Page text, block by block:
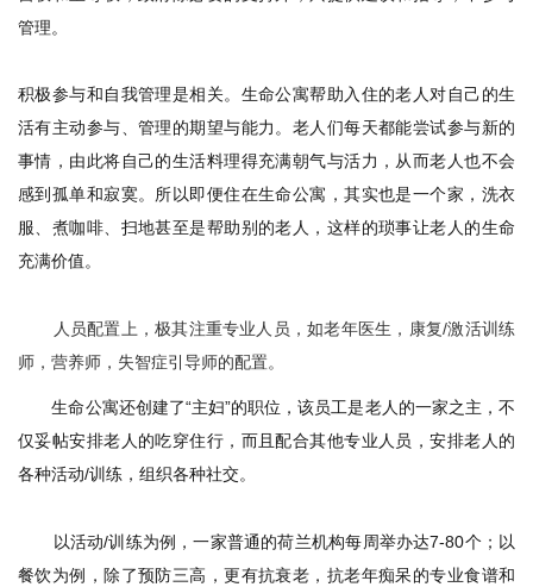
管理。
积极参与和自我管理是相关。生命公寓帮助入住的老人对自己的生
活有主动参与、管理的期望与能力。老人们每天都能尝试参与新的
事情，由此将自己的生活料理得充满朝气与活力，从而老人也不会
感到孤单和寂寞。所以即便住在生命公寓，其实也是一个家，洗衣
服、煮咖啡、扫地甚至是帮助别的老人，这样的琐事让老人的生命
充满价值。
人员配置上，极其注重专业人员，如老年医生，康复/激活训练
师，营养师，失智症引导师的配置。
生命公寓还创建了“主妇”的职位，该员工是老人的一家之主，不
仅妥帖安排老人的吃穿住行，而且配合其他专业人员，安排老人的
各种活动/训练，组织各种社交。
以活动/训练为例，一家普通的荷兰机构每周举办达7-80个；以
餐饮为例，除了预防三高，更有抗衰老，抗老年痴呆的专业食谱和